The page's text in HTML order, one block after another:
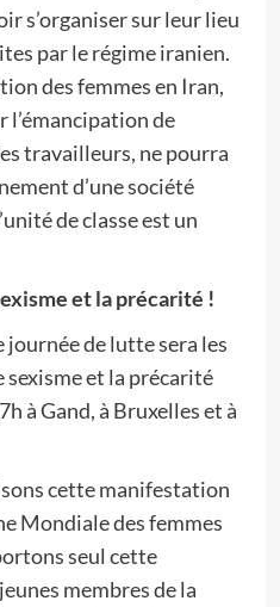
s’organiser sur leur lieu
par le régime iranien.
des femmes en Iran,
de
travailleurs, ne pourra
d’une société
de classe est un
et la précarité !
journée de lutte sera les
et la précarité
à Gand, à Bruxelles et à
cette manifestation
Mondiale des femmes
seul cette
membres de la